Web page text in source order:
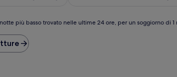
notte più basso trovato nelle ultime 24 ore, per un soggiorno